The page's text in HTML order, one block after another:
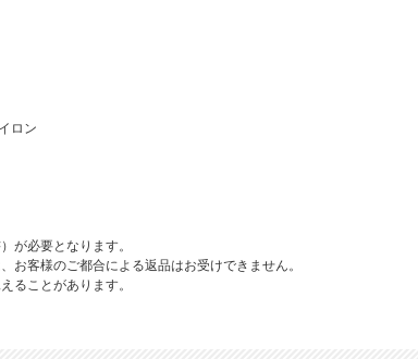
ロン
が必要となります。
客様のご都合による返品はお受けできません。
ることがあります。